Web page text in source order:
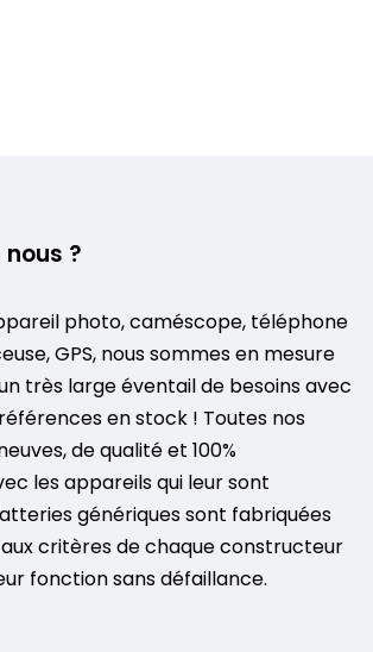
?
photo, caméscope, téléphone
GPS, nous sommes en mesure
très large éventail de besoins avec
en stock ! Toutes nos
de qualité et 100%
les appareils qui leur sont
génériques sont fabriquées
critères de chaque constructeur
fonction sans défaillance.